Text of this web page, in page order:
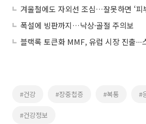
겨울철에도 자외선 조심…잘못하면 ‘피
폭설에 빙판까지…낙상·골절 주의보
블랙록 토큰화 MMF, 유럽 시장 진출
#건강 #장중첩증 #복통 #
#건강정보